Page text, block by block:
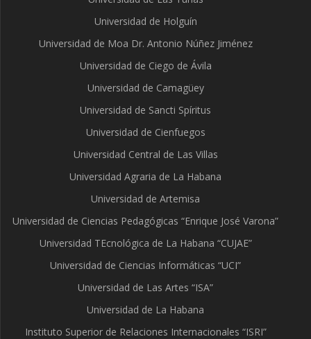
Universidad de Holguín
Universidad de Moa Dr. Antonio Núñez Jiménez
Universidad de Ciego de Ávila
Universidad de Camagüey
Universidad de Sancti Spíritus
Universidad de Cienfuegos
Universidad Central de Las Villas
Universidad Agraria de La Habana
Universidad de Artemisa
Universidad de Ciencias Pedagógicas “Enrique José Varona”
Universidad TEcnológica de La Habana “CUJAE”
Universidad de Ciencias Informáticas “UCI”
Universidad de Las Artes “ISA”
Universidad de La Habana
Instituto Superior de Relaciones Internacionales “ISRI”